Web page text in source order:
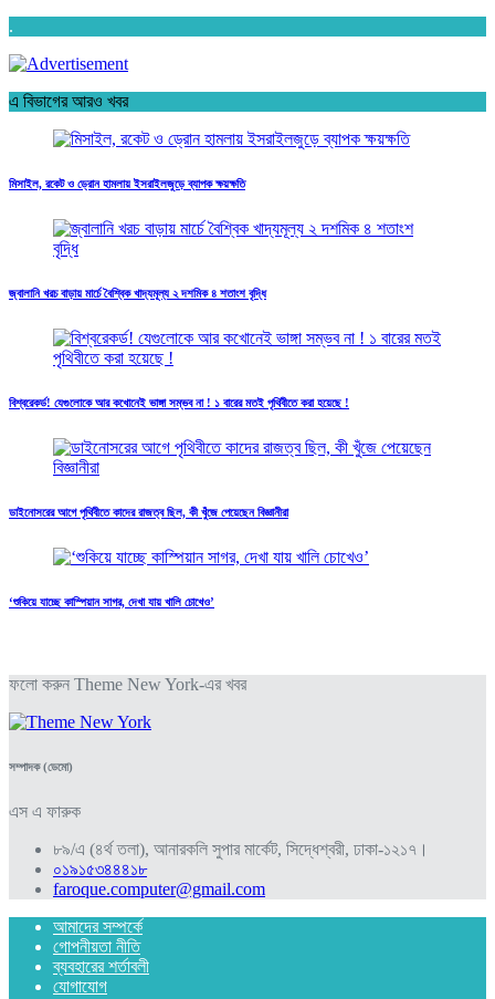
.
এ বিভাগের আরও খবর
মিসাইল, রকেট ও ড্রোন হামলায় ইসরাইলজুড়ে ব্যাপক ক্ষয়ক্ষতি
জ্বালানি খরচ বাড়ায় মার্চে বৈশ্বিক খাদ্যমূল্য ২ দশমিক ৪ শতাংশ বৃদ্ধি
বিশ্বরেকর্ড! যেগুলোকে আর কখোনেই ভাঙ্গা সম্ভব না ! ১ বারের মতই পৃথিবীতে করা হয়েছে !
ডাইনোসরের আগে পৃথিবীতে কাদের রাজত্ব ছিল, কী খুঁজে পেয়েছেন বিজ্ঞানীরা
‘শুকিয়ে যাচ্ছে কাস্পিয়ান সাগর, দেখা যায় খালি চোখেও’
ফলো করুন Theme New York-এর খবর
সম্পাদক (ডেমো)
এস এ ফারুক
৮৯/এ (৪র্থ তলা), আনারকলি সুপার মার্কেট, সিদ্ধেশ্বরী, ঢাকা-১২১৭।
০১৯১৫৩৪৪৪১৮
faroque.computer@gmail.com
আমাদের সম্পর্কে
গোপনীয়তা নীতি
ব্যবহারের শর্তাবলী
যোগাযোগ